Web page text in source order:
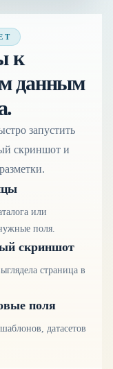
к
данным
запустить
скриншот и
или
поля.
скриншот
страница в
поля
датасетов